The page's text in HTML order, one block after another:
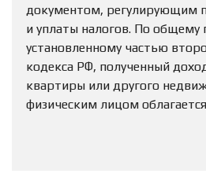
документом, регулирующим
и уплаты налогов. По общему
установленному частью
кодекса РФ, полученный
квартиры или другого
физическим лицом